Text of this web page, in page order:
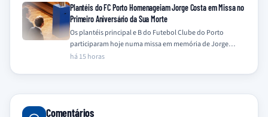
Plantéis do FC Porto Homenageiam Jorge Costa em Missa no
Primeiro Aniversário da Sua Morte
Os plantéis principal e B do Futebol Clube do Porto
participaram hoje numa missa em memória de Jorge
Costa, assinalando o primeiro…
há 15 horas
Comentários